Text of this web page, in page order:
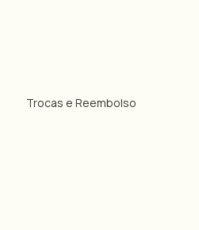
Trocas e Reembolso